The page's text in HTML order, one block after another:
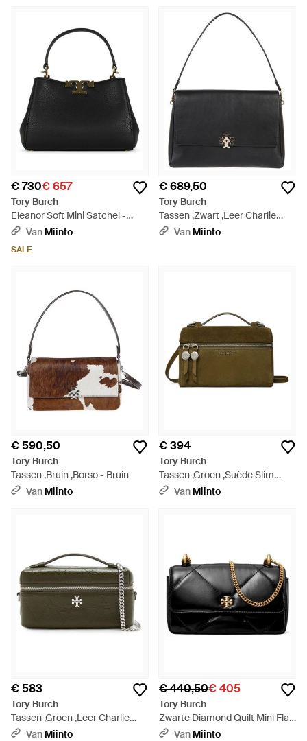
€ 730€ 657
Tory Burch
Eleanor Soft Mini Satchel -
Zwart
Van Miinto
SALE
€ 689,50
Tory Burch
Tassen ,Zwart ,Leer Charlie
Grote Schoudertas - Zwart
Van Miinto
€ 590,50
Tory Burch
Tassen ,Bruin ,Borso - Bruin
Van Miinto
€ 394
Tory Burch
Tassen ,Groen ,Suède Slim
Romy Suède Handtas - Groen
Van Miinto
€ 583
Tory Burch
Tassen ,Groen ,Leer Charlie
Quilted Vanity Case - Groen
Van Miinto
€ 440,50€ 405
Tory Burch
Zwarte Diamond Quilt Mini Flap
Tas - Zwart
Van Miinto